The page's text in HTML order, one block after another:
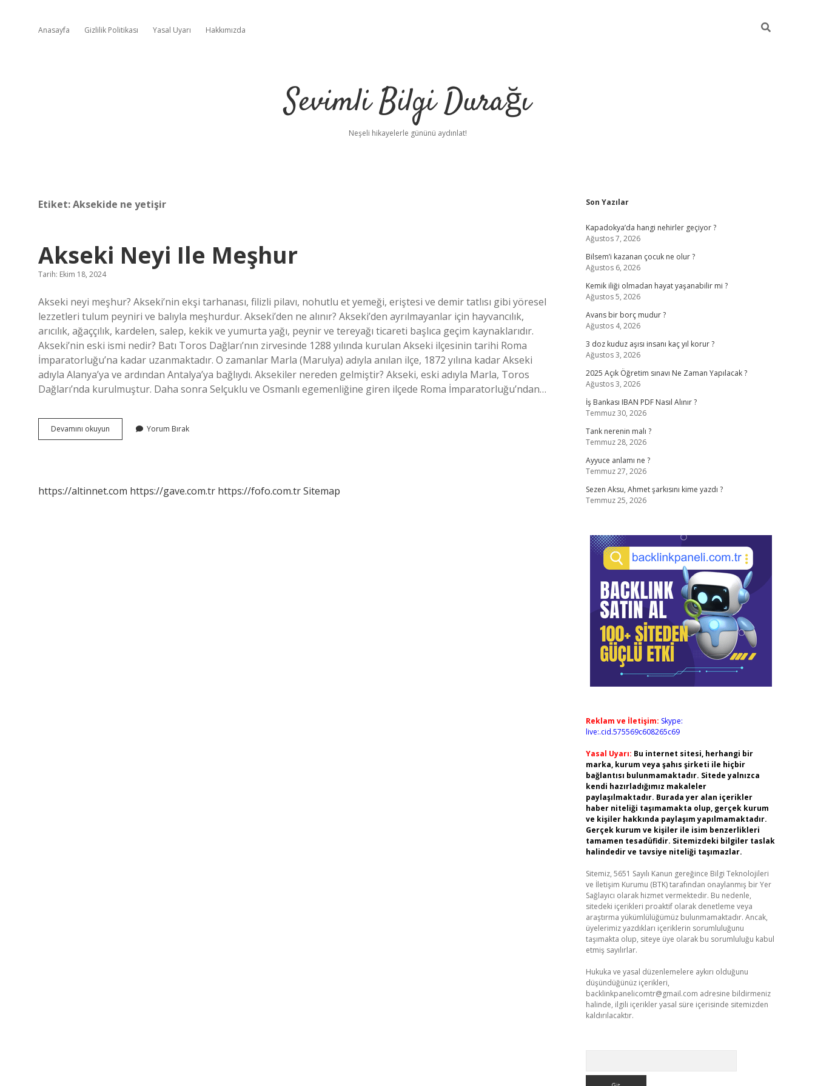
Anasayfa Gizlilik Politikası Yasal Uyarı Hakkımızda
Sevimli Bilgi Durağı
Neşeli hikayelerle gününü aydınlat!
Etiket:Aksekide ne yetişir
Akseki Neyi Ile Meşhur
Tarih: Ekim 18, 2024
Akseki neyi meşhur? Akseki’nin ekşi tarhanası, filizli pilavı, nohutlu et yemeği, eriştesi ve demir tatlısı gibi yöresel
lezzetleri tulum peyniri ve balıyla meşhurdur. Akseki’den ne alınır? Akseki’den ayrılmayanlar için hayvancılık,
arıcılık, ağaççılık, kardelen, salep, kekik ve yumurta yağı, peynir ve tereyağı ticareti başlıca geçim kaynaklarıdır.
Akseki’nin eski ismi nedir? Batı Toros Dağları’nın zirvesinde 1288 yılında kurulan Akseki ilçesinin tarihi Roma
İmparatorluğu’na kadar uzanmaktadır. O zamanlar Marla (Marulya) adıyla anılan ilçe, 1872 yılına kadar Akseki
adıyla Alanya’ya ve ardından Antalya’ya bağlıydı. Aksekiler nereden gelmiştir? Akseki, eski adıyla Marla, Toros
Dağları’nda kurulmuştur. Daha sonra Selçuklu ve Osmanlı egemenliğine giren ilçede Roma İmparatorluğu’ndan…
Devamını okuyun
Neyi
Yorum Bırak
https://altinnet.com https://gave.com.tr https://fofo.com.trSitemap
Sidebar
Son Yazılar
Kapadokya’da hangi nehirler geçiyor ?
Ağustos 7, 2026
Bilsem’i kazanan çocuk ne olur ?
Ağustos 6, 2026
Kemik iliği olmadan hayat yaşanabilir mi ?
Ağustos 5, 2026
Avans bir borç mudur ?
Ağustos 4, 2026
3 doz kuduz aşısı insanı kaç yıl korur ?
Ağustos 3, 2026
2025 Açık Öğretim sınavı Ne Zaman Yapılacak ?
Ağustos 3, 2026
İş Bankası IBAN PDF Nasıl Alınır ?
Temmuz 30, 2026
Tank nerenin malı ?
Temmuz 28, 2026
Ayyuce anlamı ne ?
Temmuz 27, 2026
Sezen Aksu, Ahmet şarkısını kime yazdı ?
Temmuz 25, 2026
Reklam ve İletişim: Skype:
live:.cid.575569c608265c69
Yasal Uyarı: Bu internet sitesi, herhangi bir
marka, kurum veya şahıs şirketi ile hiçbir
bağlantısı bulunmamaktadır. Sitede yalnızca
kendi hazırladığımız makaleler
paylaşılmaktadır. Burada yer alan içerikler
haber niteliği taşımamakta olup, gerçek kurum
ve kişiler hakkında paylaşım yapılmamaktadır.
Gerçek kurum ve kişiler ile isim benzerlikleri
tamamen tesadüfidir. Sitemizdeki bilgiler taslak
halindedir ve tavsiye niteliği taşımazlar.
Sitemiz, 5651 Sayılı Kanun gereğince Bilgi Teknolojileri
ve İletişim Kurumu (BTK) tarafından onaylanmış bir Yer
Sağlayıcı olarak hizmet vermektedir. Bu nedenle,
sitedeki içerikleri proaktif olarak denetleme veya
araştırma yükümlülüğümüz bulunmamaktadır. Ancak,
üyelerimiz yazdıkları içeriklerin sorumluluğunu
taşımakta olup, siteye üye olarak bu sorumluluğu kabul
etmiş sayılırlar.
Hukuka ve yasal düzenlemelere aykırı olduğunu
düşündüğünüz içerikleri,
backlinkpanelicomtr@gmail.com adresine bildirmeniz
halinde, ilgili içerikler yasal süre içerisinde sitemizden
kaldırılacaktır.